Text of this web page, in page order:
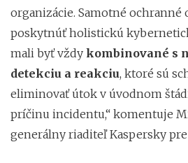
organizácie. Samotné ochranné
poskytnúť holistickú
mali byť vždy kombinované s
detekciu a reakciu, ktoré sú
eliminovať útok v úvodnom
príčinu incidentu,“ komentuje
generálny riaditeľ Kaspersky